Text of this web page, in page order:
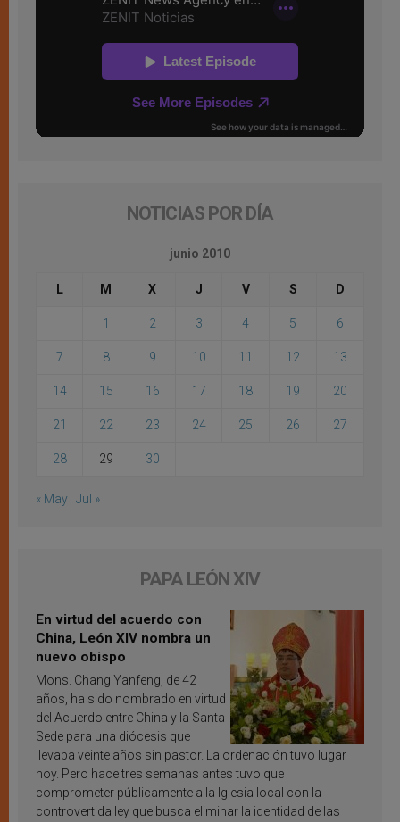
NOTICIAS POR DÍA
junio 2010
L M X J V S D
1 2 3 4 5 6
7 8 9 10 11 12 13
14 15 16 17 18 19 20
21 22 23 24 25 26 27
28 29 30
« May Jul »
PAPA LEÓN XIV
En virtud del acuerdo con
China, León XIV nombra un
nuevo obispo
Mons. Chang Yanfeng, de 42
años, ha sido nombrado en virtud
del Acuerdo entre China y la Santa
Sede para una diócesis que
llevaba veinte años sin pastor. La ordenación tuvo lugar
hoy. Pero hace tres semanas antes tuvo que
comprometer públicamente a la Iglesia local con la
controvertida ley que busca eliminar la identidad de las